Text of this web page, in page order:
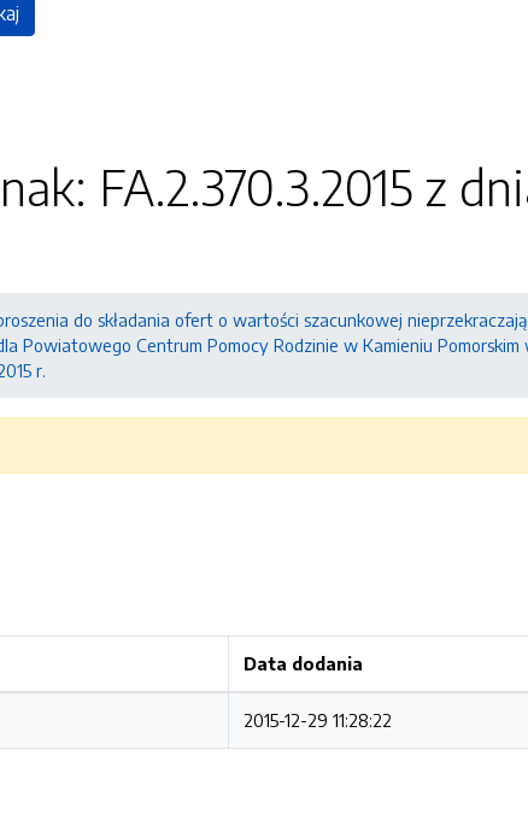
FA.2.370.3.2015 z
do składania ofert o wartości szacunkowej
Powiatowego Centrum Pomocy Rodzinie w Kamieniu Pomorskim
r.
Data dodania
2015-12-29 11:28:22